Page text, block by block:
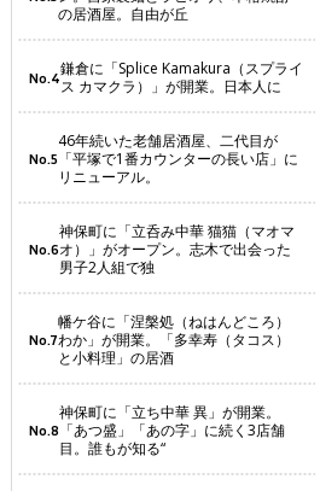
の居酒屋。自由が丘
No.4鎌倉に「Splice Kamakura（スプライ
ス カマクラ）」が開業。日本人に
No.5
46年続いた老舗居酒屋、二代目が
「平塚で1番カウンターの長い店」に
リニューアル。
No.6
神保町に「立呑み中華 猫猫（マオマ
オ）」がオープン。志木で出会った
男子2人組で独
No.7
幡ケ谷に「涅槃処（ねはんどころ）
わか」が開業。「多幸寿（タコス）
と小料理」の居酒
No.8
神保町に「立ち中華 異」が開業。
「あつ盛」「あの字」に続く3店舗
目。誰もが知る“